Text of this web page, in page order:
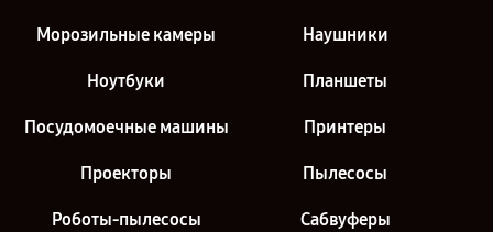
Морозильные камеры Наушники
Ноутбуки Планшеты
Посудомоечные машины Принтеры
Проекторы Пылесосы
Роботы-пылесосы Сабвуферы